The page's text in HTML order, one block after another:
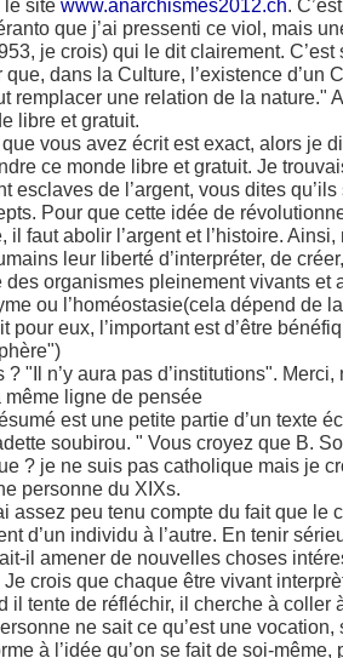
le site www.anarchismes2012.ch.
que j’ai pressenti ce viol, mais
je crois) qui le dit clairement. C’est
que, dans la Culture, l’existence d’un
remplacer une relation de la nature."
libre et gratuit.
vous avez écrit est exact, alors je
ce monde libre et gratuit. Je
esclaves de l’argent, vous dites
Pour que cette idée de
il faut abolir l’argent et l’histoire.
leur liberté d’interpréter, de
des organismes pleinement vivants et
ou l’homéostasie(cela dépend de
pour eux, l’important est d’être
? "Il n’y aura pas d’institutions".
même ligne de pensée
est une petite partie d’un texte
soubirou. " Vous croyez que B.
? je ne suis pas catholique mais je
personne du XIXs.
assez peu tenu compte du fait que le
d’un individu à l’autre. En tenir
il amener de nouvelles choses
Je crois que chaque être vivant
il tente de réfléchir, il cherche à coller
ne sait ce qu’est une vocation,
à l’idée qu’on se fait de soi-même,